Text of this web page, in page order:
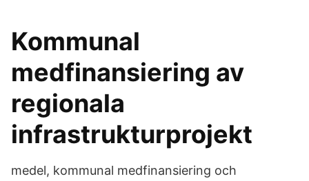
Kommunal
medfinansiering av
regionala
infrastrukturprojekt
medel, kommunal medfinansiering och